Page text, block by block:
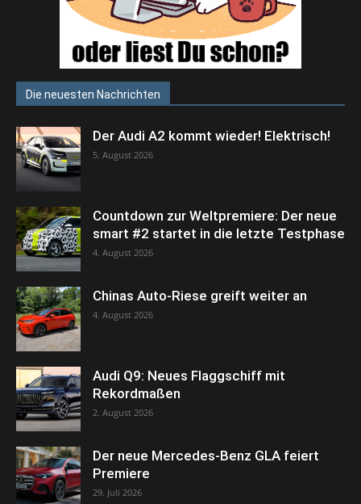
Die neuesten Nachrichten
Der Audi A2 kommt wieder! Elektrisch!
5. August 2026
Countdown zur Weltpremiere: Der neue
smart #2 startet in die letzte Testphase
4. August 2026
Chinas Auto-Riese greift weiter an
4. August 2026
Audi Q9: Neues Flaggschiff mit
Rekordmaßen
2. August 2026
Der neue Mercedes-Benz GLA feiert
Premiere
29. Juli 2026